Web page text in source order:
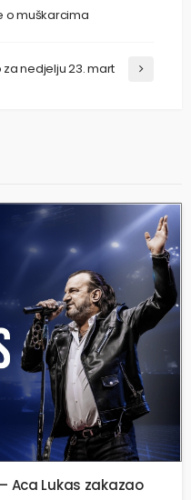
o muškarcima
nedjelju 23. mart
Aca Lukas zakazao